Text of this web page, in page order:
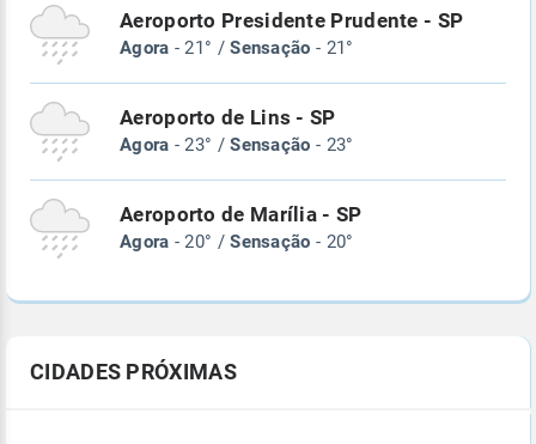
Aeroporto Presidente Prudente - SP
Agora - 21° /Sensação - 21°
Aeroporto de Lins - SP
Agora - 23° /Sensação - 23°
Aeroporto de Marília - SP
Agora - 20° /Sensação - 20°
CIDADES PRÓXIMAS